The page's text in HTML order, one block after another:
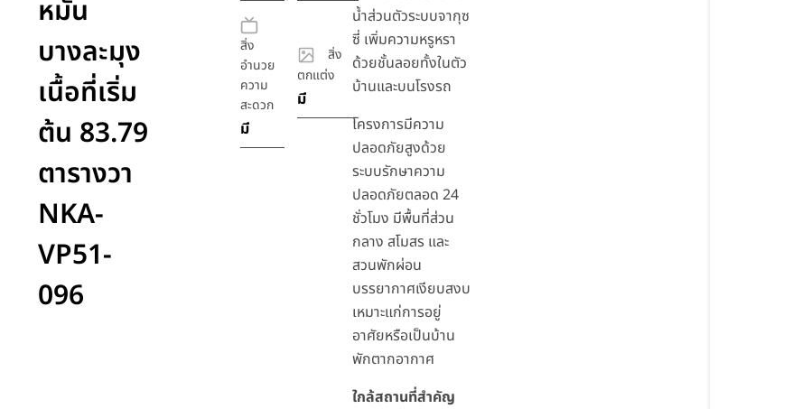
หมัน
บางละมุง
เนื้อที่เริ่ม
ต้น 83.79
ตารางวา
NKA-
VP51-
096
สิ่ง
อำนวย
ความ
สะดวก
มี
สิ่ง
ตกแต่ง
มี
น้ำส่วนตัวระบบจากุซ
ซี่ เพิ่มความหรูหรา
ด้วยชั้นลอยทั้งในตัว
บ้านและบนโรงรถ
โครงการมีความ
ปลอดภัยสูงด้วย
ระบบรักษาความ
ปลอดภัยตลอด 24
ชั่วโมง มีพื้นที่ส่วน
กลาง สโมสร และ
สวนพักผ่อน
บรรยากาศเงียบสงบ
เหมาะแก่การอยู่
อาศัยหรือเป็นบ้าน
พักตากอากาศ
ใกล้สถานที่สำคัญ